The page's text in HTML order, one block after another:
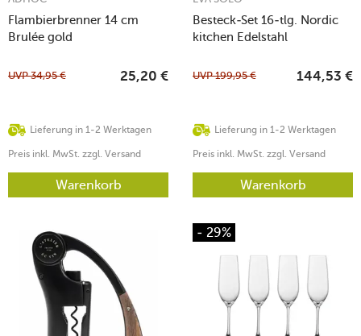
Flambierbrenner 14 cm
Brulée gold
Lieferung in 1-2 Werktagen
UVP34,95 € 25,20 €
Preis inkl. MwSt. zzgl. Versand
Warenkorb
Besteck-Set 16-tlg. Nordic
kitchen Edelstahl
Lieferung in 1-2 Werktagen
UVP199,95 € 144,53 €
Preis inkl. MwSt. zzgl. Versand
Warenkorb
- 29%